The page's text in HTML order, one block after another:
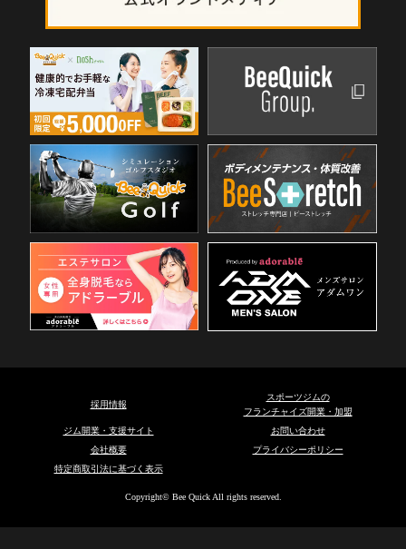
採用情報
スポーツジムの
フランチャイズ開業・加盟
ジム開業・支援サイト
お問い合わせ
会社概要
プライバシーポリシー
特定商取引法に基づく表示
Copyright© Bee Quick All rights reserved.